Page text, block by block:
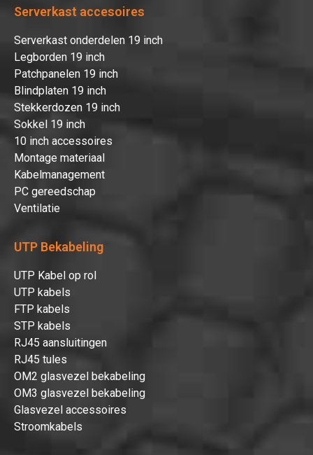
Serverkast accesoires
Serverkast onderdelen 19 inch
Legborden 19 inch
Patchpanelen 19 inch
Blindplaten 19 inch
Stekkerdozen 19 inch
Sokkel 19 inch
10 inch accessoires
Montage materiaal
Kabelmanagement
PC gereedschap
Ventilatie
UTP Bekabeling
UTP Kabel op rol
UTP kabels
FTP kabels
STP kabels
RJ45 aansluitingen
RJ45 tules
OM2 glasvezel bekabeling
OM3 glasvezel bekabeling
Glasvezel accessoires
Stroomkabels